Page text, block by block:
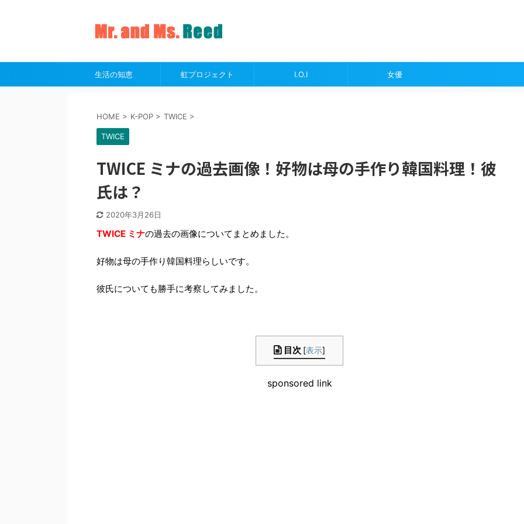
生活の知恵 虹プロジェクト I.O.I 女優
HOME > K-POP > TWICE >
TWICE
TWICE ミナの過去画像！好物は母の手作り韓国料理！彼
氏は？
2020年3月26日
TWICE ミナの過去の画像についてまとめました。
好物は母の手作り韓国料理らしいです。
彼氏についても勝手に考察してみました。
目次 [表示]
sponsored link